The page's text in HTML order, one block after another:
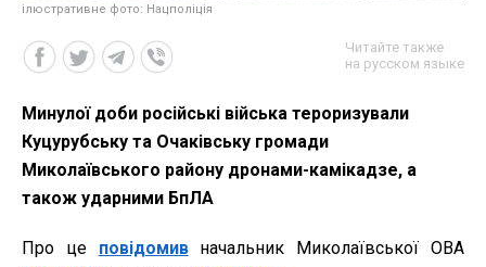
ілюстративне фото: Нацполіція
Читайте также
на русском языке
Минулої доби російські війська тероризували
Куцурубську та Очаківську громади
Миколаївського району дронами-камікадзе, а
також ударними БпЛА
Про це повідомивначальник Миколаївської ОВА